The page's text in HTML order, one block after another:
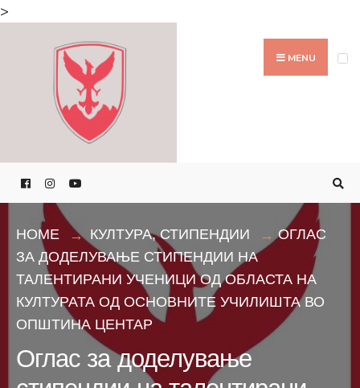
>
MENU
HOME КУЛТУРА,СТИПЕНДИИ
ОГЛАС
ЗА ДОДЕЛУВАЊЕ СТИПЕНДИИ НА
ТАЛЕНТИРАНИ УЧЕНИЦИ ОД ОБЛАСТА НА
КУЛТУРАТА ОД ОСНОВНИТЕ УЧИЛИШТА ВО
ОПШТИНА ЦЕНТАР
Оглас за доделување